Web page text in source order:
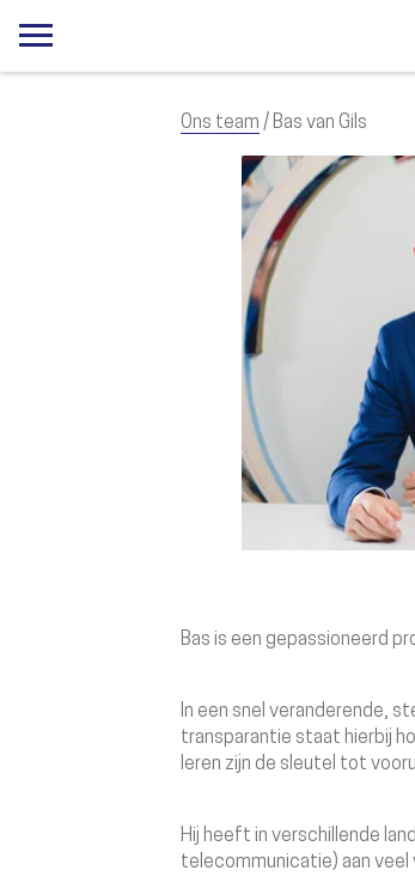
Ons team / Bas van Gils
Bas is een gepassioneerd
In een snel veranderende,
transparantie staat hierbij
leren zijn de sleutel tot
Hij heeft in verschillende
telecommunicatie) aan